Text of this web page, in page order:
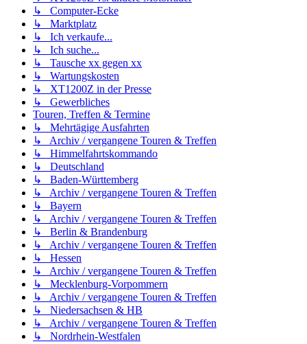
↳ Computer-Ecke
↳ Marktplatz
↳ Ich verkaufe...
↳ Ich suche...
↳ Tausche xx gegen xx
↳ Wartungskosten
↳ XT1200Z in der Presse
↳ Gewerbliches
Touren, Treffen & Termine
↳ Mehrtägige Ausfahrten
↳ Archiv / vergangene Touren & Treffen
↳ Himmelfahrtskommando
↳ Deutschland
↳ Baden-Württemberg
↳ Archiv / vergangene Touren & Treffen
↳ Bayern
↳ Archiv / vergangene Touren & Treffen
↳ Berlin & Brandenburg
↳ Archiv / vergangene Touren & Treffen
↳ Hessen
↳ Archiv / vergangene Touren & Treffen
↳ Mecklenburg-Vorpommern
↳ Archiv / vergangene Touren & Treffen
↳ Niedersachsen & HB
↳ Archiv / vergangene Touren & Treffen
↳ Nordrhein-Westfalen